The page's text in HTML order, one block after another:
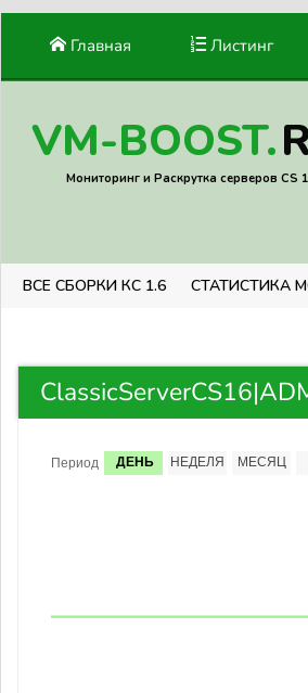
Главная Листинг
VM-BOOST.
Мониторинг и Раскрутка серверов CS
ВСЕ СБОРКИ КС 1.6 СТАТИСТИКА
Период ДЕНЬ НЕДЕЛЯ МЕСЯЦ